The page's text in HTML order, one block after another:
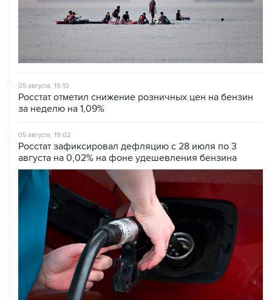
05 августа, 19:10
Росстат отметил снижение розничных цен на бензин
за неделю на 1,09%
05 августа, 19:02
Росстат зафиксировал дефляцию с 28 июля по 3
августа на 0,02% на фоне удешевления бензина